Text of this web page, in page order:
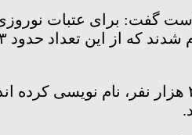
گفت: برای عتبات نوروزی
سرپرست معاونت امور عتبات عالیات سازمان حج و زیارت تصریح کرد: برای ایام ماه مبارک رمضان نیز تا کنون